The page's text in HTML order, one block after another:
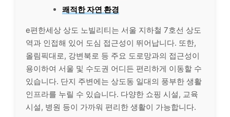
쾌적한 자연 환경
e편한세상 상도 노빌리티는 서울 지하철 7호선 상도
역과 인접해 있어 도심 접근성이 뛰어납니다. 또한,
올림픽대로, 강변북로 등 주요 도로망과의 접근성이
용이하여 서울 및 수도권 어디든 편리하게 이동할 수
있습니다. 단지 주변에는 상도동 일대의 풍부한 생활
인프라를 누릴 수 있습니다. 다양한 쇼핑 시설, 교육
시설, 병원 등이 가까워 편리한 생활이 가능합니다.